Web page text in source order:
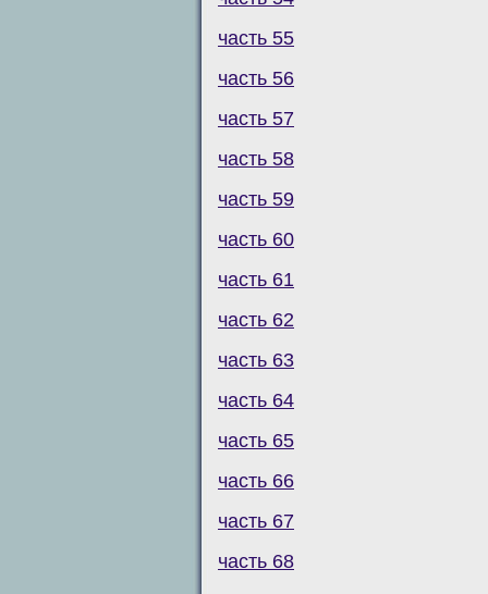
часть 55
часть 56
часть 57
часть 58
часть 59
часть 60
часть 61
часть 62
часть 63
часть 64
часть 65
часть 66
часть 67
часть 68